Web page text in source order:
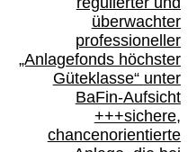
überwachter
professioneller
„Anlagefonds höchster
Güteklasse“ unter
BaFin-Aufsicht
+++sichere,
chancenorientierte